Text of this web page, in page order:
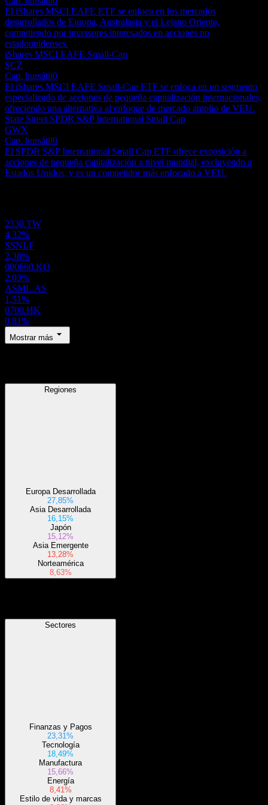
El iShares MSCI EAFE ETF se enfoca en los mercados
desarrollados de Europa, Australasia y el Lejano Oriente,
compitiendo por inversores interesados en acciones no
estadounidenses.
iShares MSCI EAFE Small-Cap
SCZ
Cap. bursátil0
El iShares MSCI EAFE Small-Cap ETF se enfoca en un segmento
especializado de acciones de pequeña capitalización internacionales,
ofreciendo una alternativa al enfoque de mercado amplio de VEU.
State Street SPDR S&P International Small Cap
GWX
Cap. bursátil0
El SPDR S&P International Small Cap ETF ofrece exposición a
acciones de pequeña capitalización a nivel mundial, excluyendo a
Estados Unidos, y es un competidor más enfocado a VEU.
2330.TW
4,32%
SSNLF
2,38%
000660.KO
2,03%
ASML.AS
1,51%
0700.HK
0,81%
Mostrar más
Regiones
Europa Desarrollada
27,85%
Asia Desarrollada
16,15%
Japón
15,12%
Asia Emergente
13,28%
Norteamérica
8,63%
Sectores
Finanzas y Pagos
23,31%
Tecnología
18,49%
Manufactura
15,66%
Energía
8,41%
Estilo de vida y marcas